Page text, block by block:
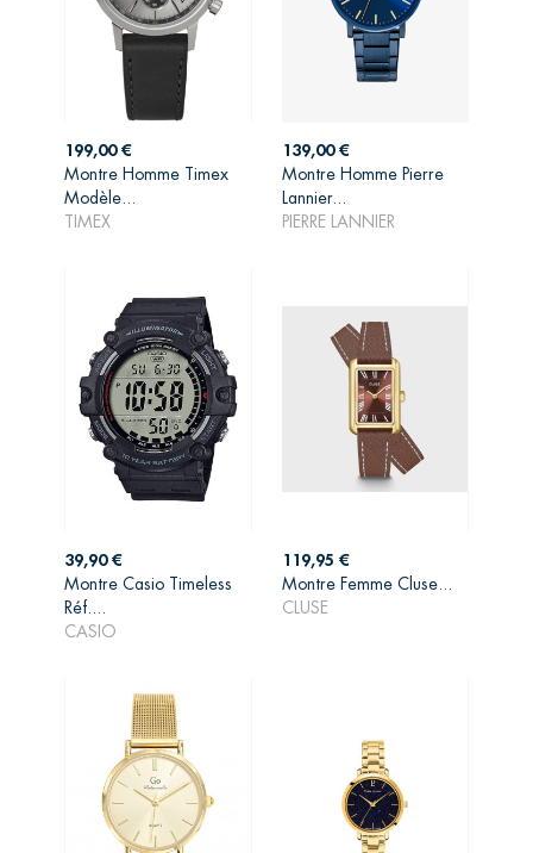
Prix
199,00 €
Montre Homme Timex
Modèle...
TIMEX
AJOUTER AU
PANIER
Prix
139,00 €
Montre Homme Pierre
Lannier...
PIERRE LANNIER
AJOUTER AU
Prix
39,90 €
Montre Casio Timeless
Réf....
CASIO
AJOUTER AU
Prix
119,95 €
Montre Femme Cluse...
CLUSE
AJOUTER AU